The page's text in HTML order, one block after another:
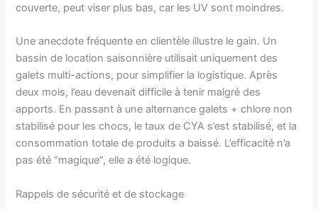
couverte, peut viser plus bas, car les UV sont moindres.
Une anecdote fréquente en clientèle illustre le gain. Un
bassin de location saisonnière utilisait uniquement des
galets multi-actions, pour simplifier la logistique. Après
deux mois, l’eau devenait difficile à tenir malgré des
apports. En passant à une alternance galets + chlore non
stabilisé pour les chocs, le taux de CYA s’est stabilisé, et la
consommation totale de produits a baissé. L’efficacité n’a
pas été “magique”, elle a été logique.
Rappels de sécurité et de stockage